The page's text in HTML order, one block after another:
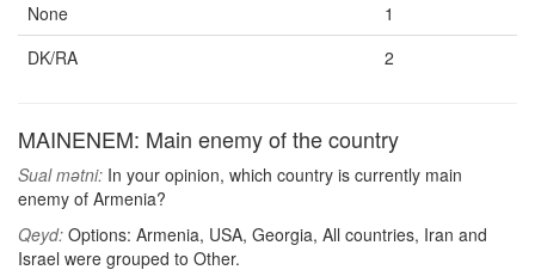
None
1
DK/RA
2
MAINENEM: Main enemy of the country
Sual mətni: In your opinion, which country is currently main
enemy of Armenia?
Qeyd: Options: Armenia, USA, Georgia, All countries, Iran and
Israel were grouped to Other.